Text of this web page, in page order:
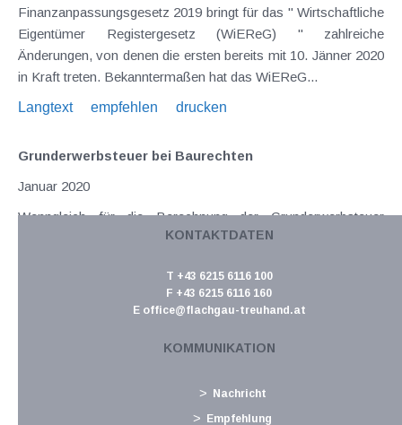
Finanzanpassungsgesetz 2019 bringt für das " Wirtschaftliche
Eigentümer Registergesetz (WiEReG) " zahlreiche
Änderungen, von denen die ersten bereits mit 10. Jänner 2020
in Kraft treten. Bekanntermaßen hat das WiEReG...
Langtext
empfehlen drucken
Grunderwerbsteuer bei Baurechten
Januar 2020
Wenngleich für die Berechnung der Grunderwerbsteuer
(GrESt) grundsätzlich der Wert der Gegenleistung (z.B. der
Grundstückswert als Mindestbemessungsgrundlage eine
wesentliche Bedeutung zu. Nicht zuletzt...
KONTAKTDATEN
T +43 6215 6116 100
F +43 6215 6116 160
E office@flachgau-treuhand.at
KOMMUNIKATION
Nachricht
Empfehlung